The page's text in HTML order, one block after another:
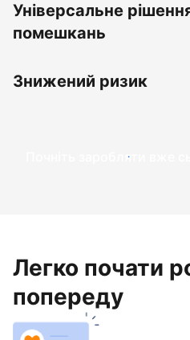
Універсальне
помешкань
Знижений ризик
Почніть заробляти вже
Легко почати
попереду